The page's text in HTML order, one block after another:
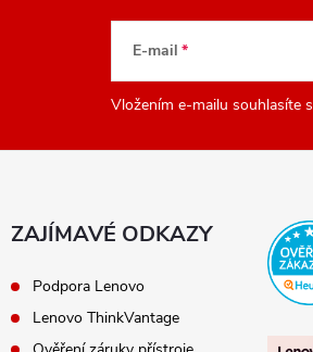
E-mail
Vložením e-mailu souhlasíte s
ZAJÍMAVÉ ODKAZY
Podpora Lenovo
Lenovo ThinkVantage